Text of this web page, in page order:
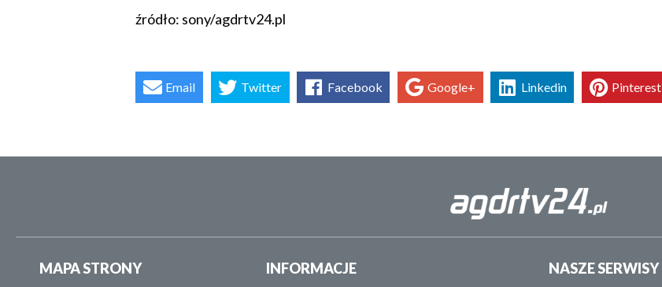
źródło: sony/agdrtv24.pl
Email Twitter Facebook Google+ Linkedin Pinterest
MAPA STRONY
INFORMACJE
NASZE SERWISY